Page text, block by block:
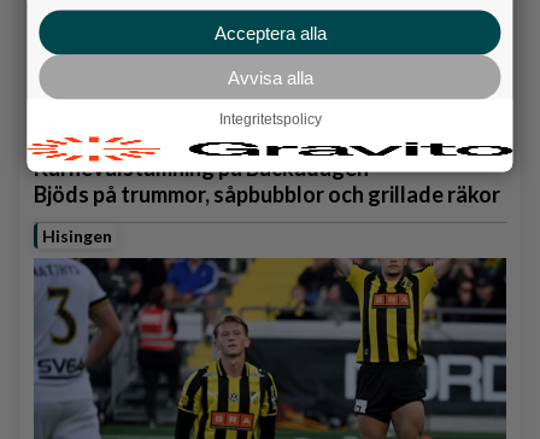
Karnevalstämning på Backadagen
Bjöds på trummor, såpbubblor och grillade räkor
Hisingen
Acceptera alla
Avvisa alla
Integritetspolicy